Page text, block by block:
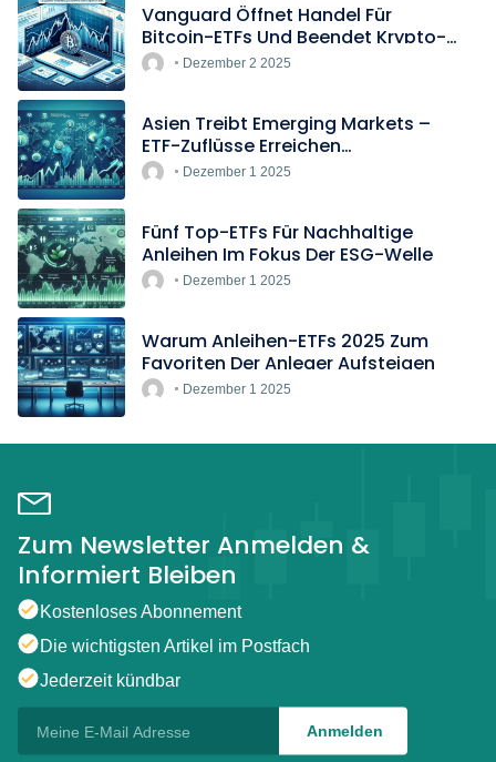
Vanguard Öffnet Handel Für
Bitcoin-ETFs Und Beendet Krypto-
BlockadeDezember 2 2025
Asien Treibt Emerging Markets –
ETF-Zuflüsse Erreichen
Rekordtempo
Dezember 1 2025
Fünf Top-ETFs Für Nachhaltige
Anleihen Im Fokus Der ESG-Welle
Dezember 1 2025
Warum Anleihen-ETFs 2025 Zum
Favoriten Der Anleger Aufsteigen
Dezember 1 2025
Zum Newsletter Anmelden &
Informiert Bleiben
Kostenloses Abonnement
Die wichtigsten Artikel im Postfach
Jederzeit kündbar